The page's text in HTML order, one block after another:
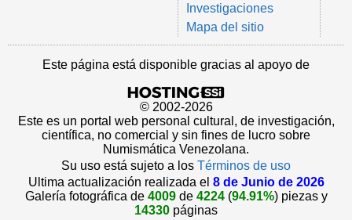
Investigaciones
Mapa del sitio
Este página está disponible gracias al apoyo de
© 2002-2026
Este es un portal web personal cultural, de investigación,
científica, no comercial y sin fines de lucro sobre
Numismática Venezolana.
Su uso está sujeto a los Términos de uso
Ultima actualización realizada el 8 de Junio de 2026
Galería fotográfica de 4009de 4224(94.91%) piezas y
14330 páginas